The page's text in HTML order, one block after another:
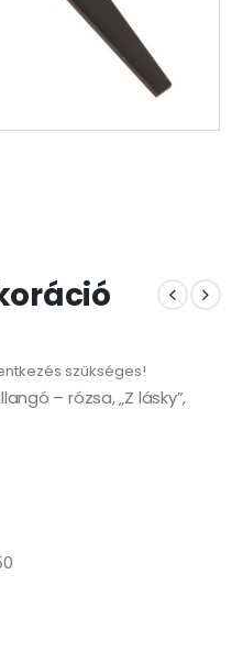
szükséges!
– rózsa, „Z lásky”,